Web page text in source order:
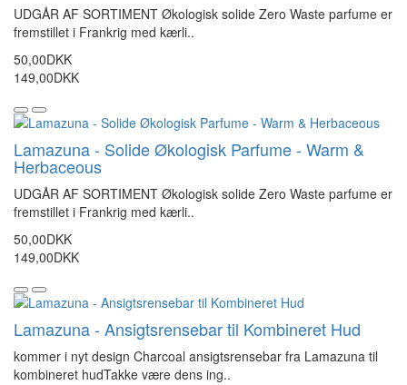
UDGÅR AF SORTIMENT Økologisk solide Zero Waste parfume er
fremstillet i Frankrig med kærli..
50,00DKK
149,00DKK
Lamazuna - Solide Økologisk Parfume - Warm &
Herbaceous
UDGÅR AF SORTIMENT Økologisk solide Zero Waste parfume er
fremstillet i Frankrig med kærli..
50,00DKK
149,00DKK
Lamazuna - Ansigtsrensebar til Kombineret Hud
kommer i nyt design Charcoal ansigtsrensebar fra Lamazuna til
kombineret hudTakke være dens ing..